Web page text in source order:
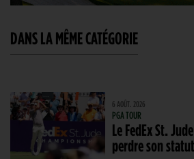
DANS LA MÊME CATÉGORIE
6 AOÛT. 2026
PGA TOUR
Le FedEx St.
perdre son